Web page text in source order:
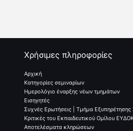
Χρήσιμες πληροφορίες
Αρχική
Κατηγορίες σεμιναρίων
Ημερολόγιο έναρξης νέων τμημάτων
Εισηγητές
Συχνές Ερωτήσεις | Τμήμα
Κριτικές του Εκπαιδευτικού Ομίλου
Αποτελέσματα κληρώσεων